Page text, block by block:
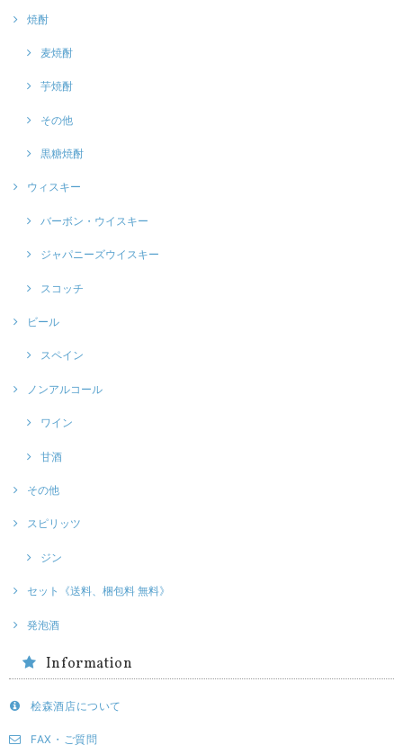
焼酎
麦焼酎
芋焼酎
その他
黒糖焼酎
ウィスキー
バーボン・ウイスキー
ジャパニーズウイスキー
スコッチ
ビール
スペイン
ノンアルコール
ワイン
甘酒
その他
スピリッツ
ジン
セット《送料、梱包料 無料》
発泡酒
Information
桧森酒店について
FAX・ご質問